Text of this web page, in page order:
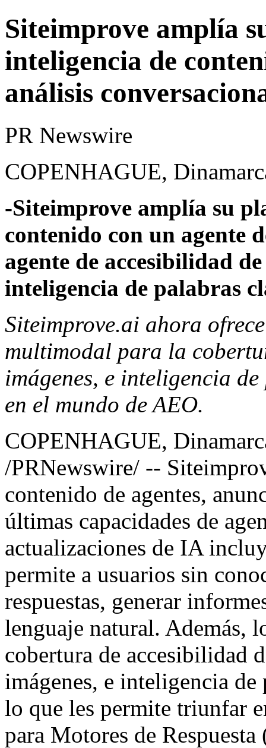
Siteimprove amplía
inteligencia de
análisis
PR Newswire
COPENHAGUE,
-Siteimprove amplía su
contenido con un agente
agente de accesibilidad
inteligencia de palabras
Siteimprove.ai ahora
multimodal para la
imágenes, e inteligencia
en el mundo de AEO.
COPENHAGUE,
/PRNewswire/ --
contenido de agentes,
últimas capacidades de
actualizaciones de IA
permite a usuarios sin
respuestas, generar
lenguaje natural. Además,
cobertura de accesibilidad
imágenes, e inteligencia de
lo que les permite triunfar
para Motores de